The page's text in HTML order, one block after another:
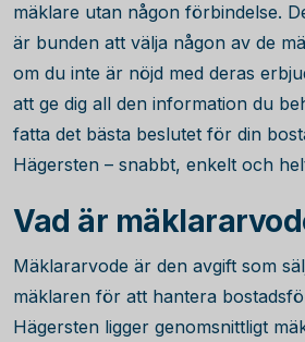
mäklare utan någon förbindelse.
är bunden att välja någon av de
om du inte är nöjd med deras
att ge dig all den information du
fatta det bästa beslutet för din
Hägersten – snabbt, enkelt och
Vad är
Mäklararvode är den avgift som
mäklaren för att hantera
Hägersten ligger genomsnittligt